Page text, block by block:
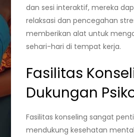
dan sesi interaktif, mereka
relaksasi dan pencegahan
memberikan alat untuk
sehari-hari di tempat kerja.
Fasilitas
Dukungan
Fasilitas konseling sangat
mendukung kesehatan